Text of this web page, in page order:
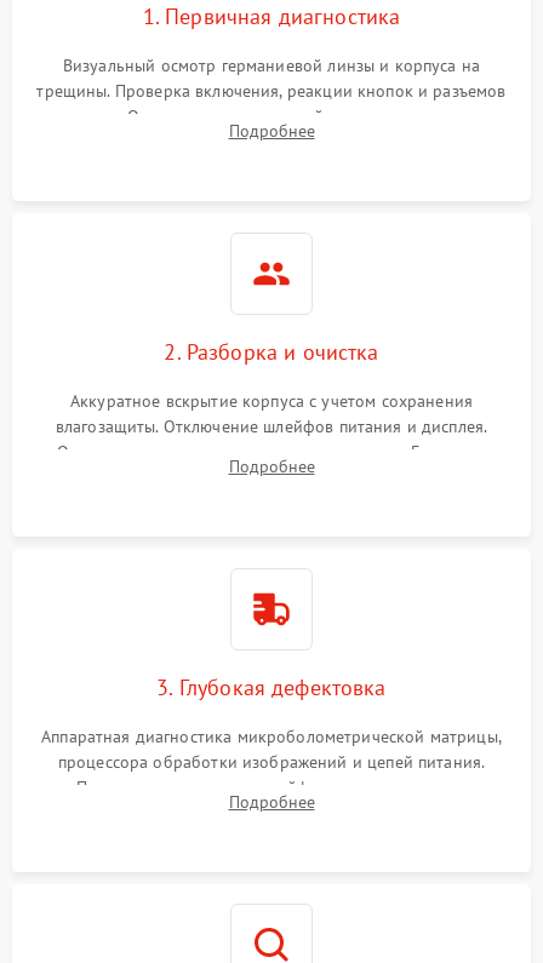
1. Первичная диагностика
Визуальный осмотр германиевой линзы и корпуса на
трещины. Проверка включения, реакции кнопок и разъемов
зарядки. Оценка вывода тепловой сигнатуры на экран,
проверка базовых функций и считывание системных
Подробнее
2. Разборка и очистка
Аккуратное вскрытие корпуса с учетом сохранения
влагозащиты. Отключение шлейфов питания и дисплея.
Очистка внутренних плат от окислов и пыли. Бережная
обработка германиевого объектива специализированными
Подробнее
3. Глубокая дефектовка
Аппаратная диагностика микроболометрической матрицы,
процессора обработки изображений и цепей питания.
Проверка целостности шлейфов, модуля памяти и
интерфейсов связи. Выявление сгоревших SMD-компонентов
Подробнее